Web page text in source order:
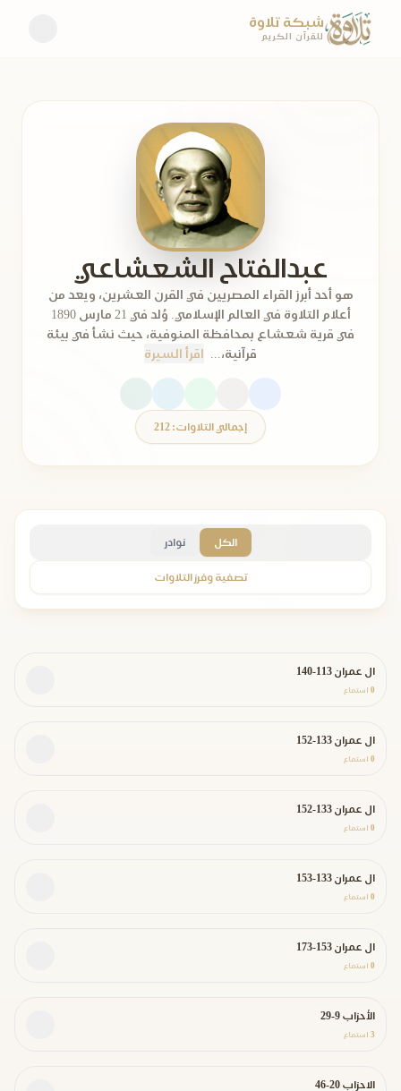
شبكة تلاوة
للقرآن الكريم
عبدالفتاح الشعشاعي
هو أحد أبرز القراء المصريين في القرن العشرين، ويعد من
أعلام التلاوة في العالم الإسلامي. وُلد في 21 مارس 1890
في قرية شعشاع بمحافظة المنوفية، حيث نشأ في بيئة
قرآنية،...
اقرأ السيرة
إجمالي التلاوات: 212
الكل نوادر
تصفية وفرز التلاوات
ال عمران 113-140
0 استماع
ال عمران 133-152
0 استماع
ال عمران 133-152
0 استماع
ال عمران 133-153
0 استماع
ال عمران 153-173
0 استماع
الأحزاب 9-29
3 استماع
الاحزاب 20-46